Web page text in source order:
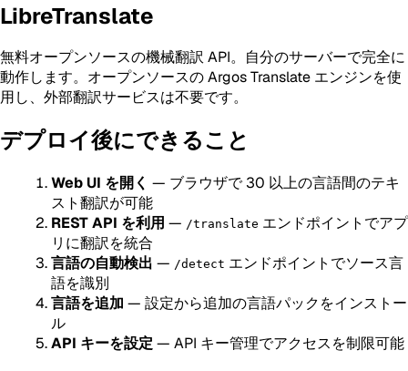
LibreTranslate
無料オープンソースの機械翻訳 API。自分のサーバーで完全に
動作します。オープンソースの Argos Translate エンジンを使
用し、外部翻訳サービスは不要です。
デプロイ後にできること
Web UI を開く — ブラウザで 30 以上の言語間のテキ
スト翻訳が可能
REST API を利用 — /translate エンドポイントでアプ
リに翻訳を統合
言語の自動検出 — /detect エンドポイントでソース言
語を識別
言語を追加 — 設定から追加の言語パックをインストー
ル
API キーを設定— API キー管理でアクセスを制限可能